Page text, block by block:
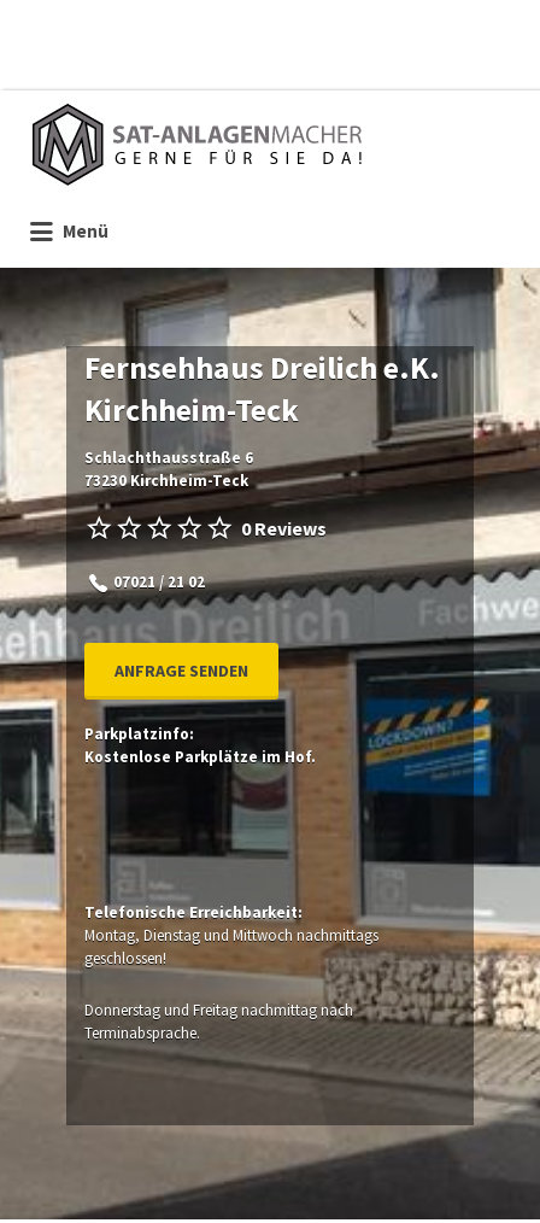
Suchen
nach:
Menü
Fernsehhaus Dreilich e.K.
Kirchheim-Teck
Schlachthausstraße 6
73230 Kirchheim-Teck
0 Reviews
07021 / 21 02
ANFRAGE SENDEN
Parkplatzinfo:
Kostenlose Parkplätze im Hof.
Telefonische Erreichbarkeit:
Montag, Dienstag und Mittwoch nachmittags
geschlossen!
Donnerstag und Freitag nachmittag nach
Terminabsprache.